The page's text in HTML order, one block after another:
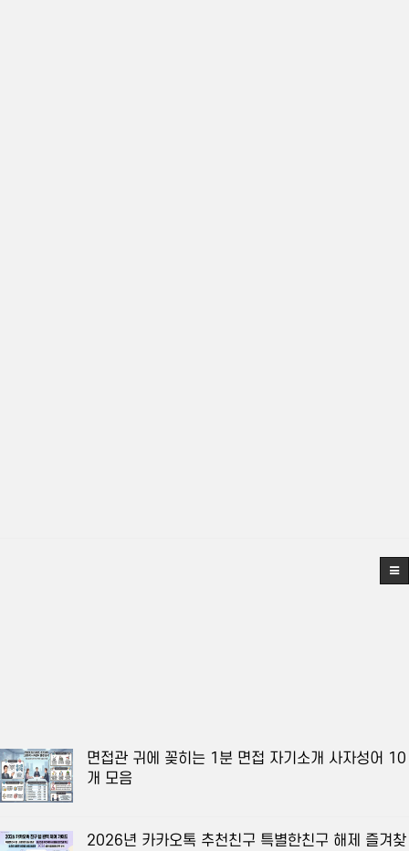
면접관 귀에 꽂히는 1분 면접 자기소개 사자성어 10
개 모음
2026년 카카오톡 추천친구 특별한친구 해제 즐겨찾